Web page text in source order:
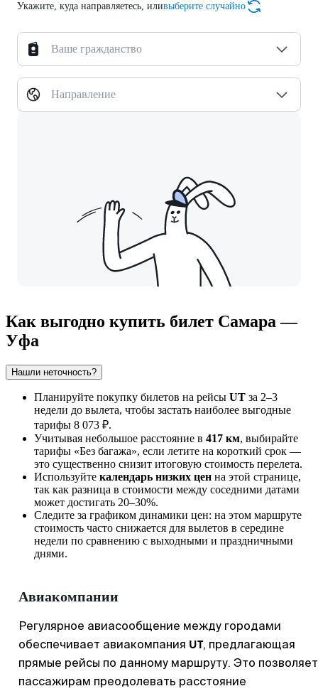
Укажите, куда направляетесь, иливыберите случайно
Ваше гражданство
Направление
Как выгодно купить билет Самара —
Уфа
Нашли неточность?
Планируйте покупку билетов на рейсы UT за 2–3
недели до вылета, чтобы застать наиболее выгодные
тарифы 8 073 ₽.
Учитывая небольшое расстояние в 417 км, выбирайте
тарифы «Без багажа», если летите на короткий срок —
это существенно снизит итоговую стоимость перелета.
Используйте календарь низких цен на этой странице,
так как разница в стоимости между соседними датами
может достигать 20–30%.
Следите за графиком динамики цен: на этом маршруте
стоимость часто снижается для вылетов в середине
недели по сравнению с выходными и праздничными
днями.
Авиакомпании
Регулярное авиасообщение между городами
обеспечивает авиакомпания UT, предлагающая
прямые рейсы по данному маршруту. Это позволяет
пассажирам преодолевать расстояние